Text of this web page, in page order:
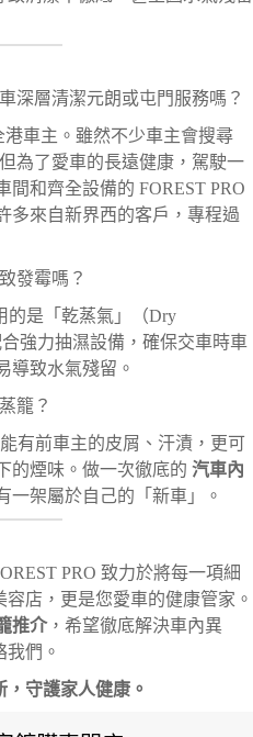
深層清潔元朗或屯門服務嗎？
港車主。雖然不少車主會搜尋
為了愛車的長遠健康，駕駛一
和齊全設備的 FOREST PRO
多來自新界西的客戶，專程過
發霉嗎？
的是「乾蒸氣」（Dry
強力抽濕設備，確保交車時車
導致水氣殘留。
籠？
有前車主的皮屑、汗漬，更可
的煙味。做一次徹底的 汽車內
一架屬於自己的「新車」。
PRO 致力於將每一項細
店，更是您愛車的健康管家。
推介，希望徹底解決車內異
們。
守護家人健康。